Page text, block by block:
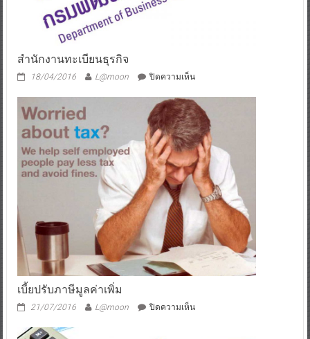
สำนักงานทะเบียนธุรกิจ
18/04/2016 L@moon ปิดความเห็นบน
ทะเบียน
ธุรกิจ
เบี้ยปรับภาษีมูลค่าเพิ่ม
21/07/2016 L@moon ปิดความเห็นบน